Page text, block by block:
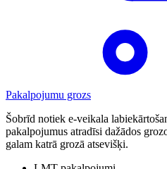
Pakalpojumu grozs
Šobrīd notiek e-veikala
pakalpojumus atradīsi dažādos
galam katrā grozā atsevišķi.